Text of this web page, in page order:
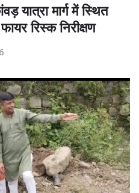
यात्रा मार्ग में स्थित
रिस्क निरीक्षण